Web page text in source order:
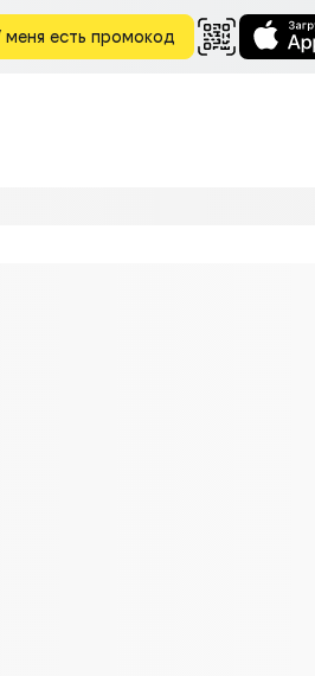
меня есть промокод